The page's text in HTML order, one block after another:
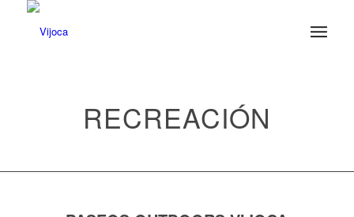
RECREACIÓN